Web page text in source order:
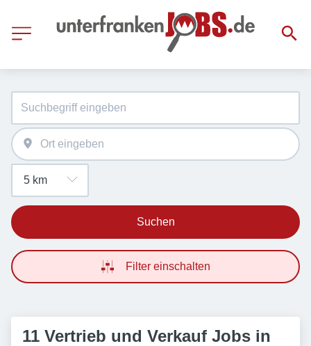
Suchen
Filter einschalten
11 Vertrieb und Verkauf Jobs in